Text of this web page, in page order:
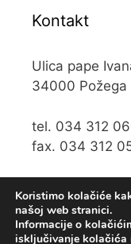
Kontakt
Ulica pape
34000 Požega
tel. 034 312
fax. 034 312
Koristimo kolačiće
našoj web stranici.
Informacije o
isključivanje kolačića